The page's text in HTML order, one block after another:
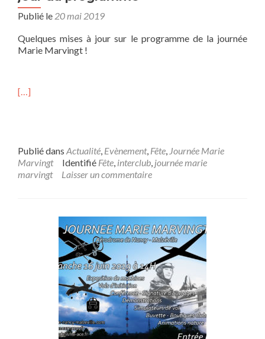
Publié le 20 mai 2019
Quelques mises à jour sur le programme de la journée
Marie Marvingt !
[…]
Publié dans Actualité, Evènement, Fête, Journée Marie
Marvingt
Identifié Fête, interclub, journée marie
marvingt
Laisser un commentaire